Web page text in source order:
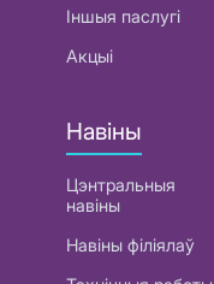
Іншыя паслугі
Акцыі
Навіны
Цэнтральныя
навіны
Навіны філіялаў